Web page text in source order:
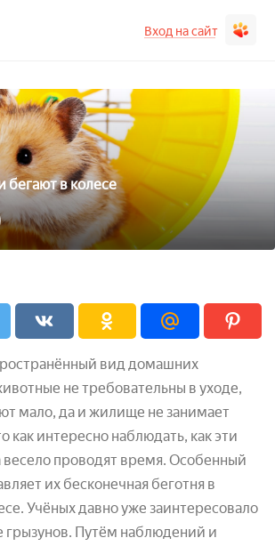
Вход на сайт
бегают в колесе
вид домашних
не требовательны в уходе,
мало, да и жилище не занимает
как интересно наблюдать, как эти
проводят время. Особенный
их бесконечная беготня в
Учёных давно уже заинтересовало
грызунов. Путём наблюдений и